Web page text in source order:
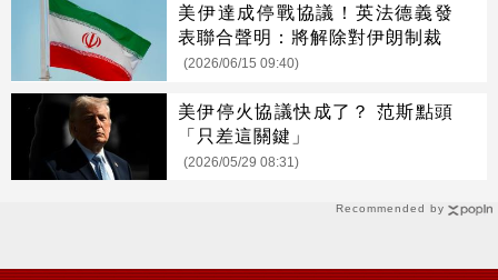
Recommended by
美伊達成停戰協議！英法德義發
表聯合聲明：將解除對伊朗制裁
(2026/06/15 09:40)
美伊停火協議快成了？ 范斯點頭
「只差這關鍵」
(2026/05/29 08:31)